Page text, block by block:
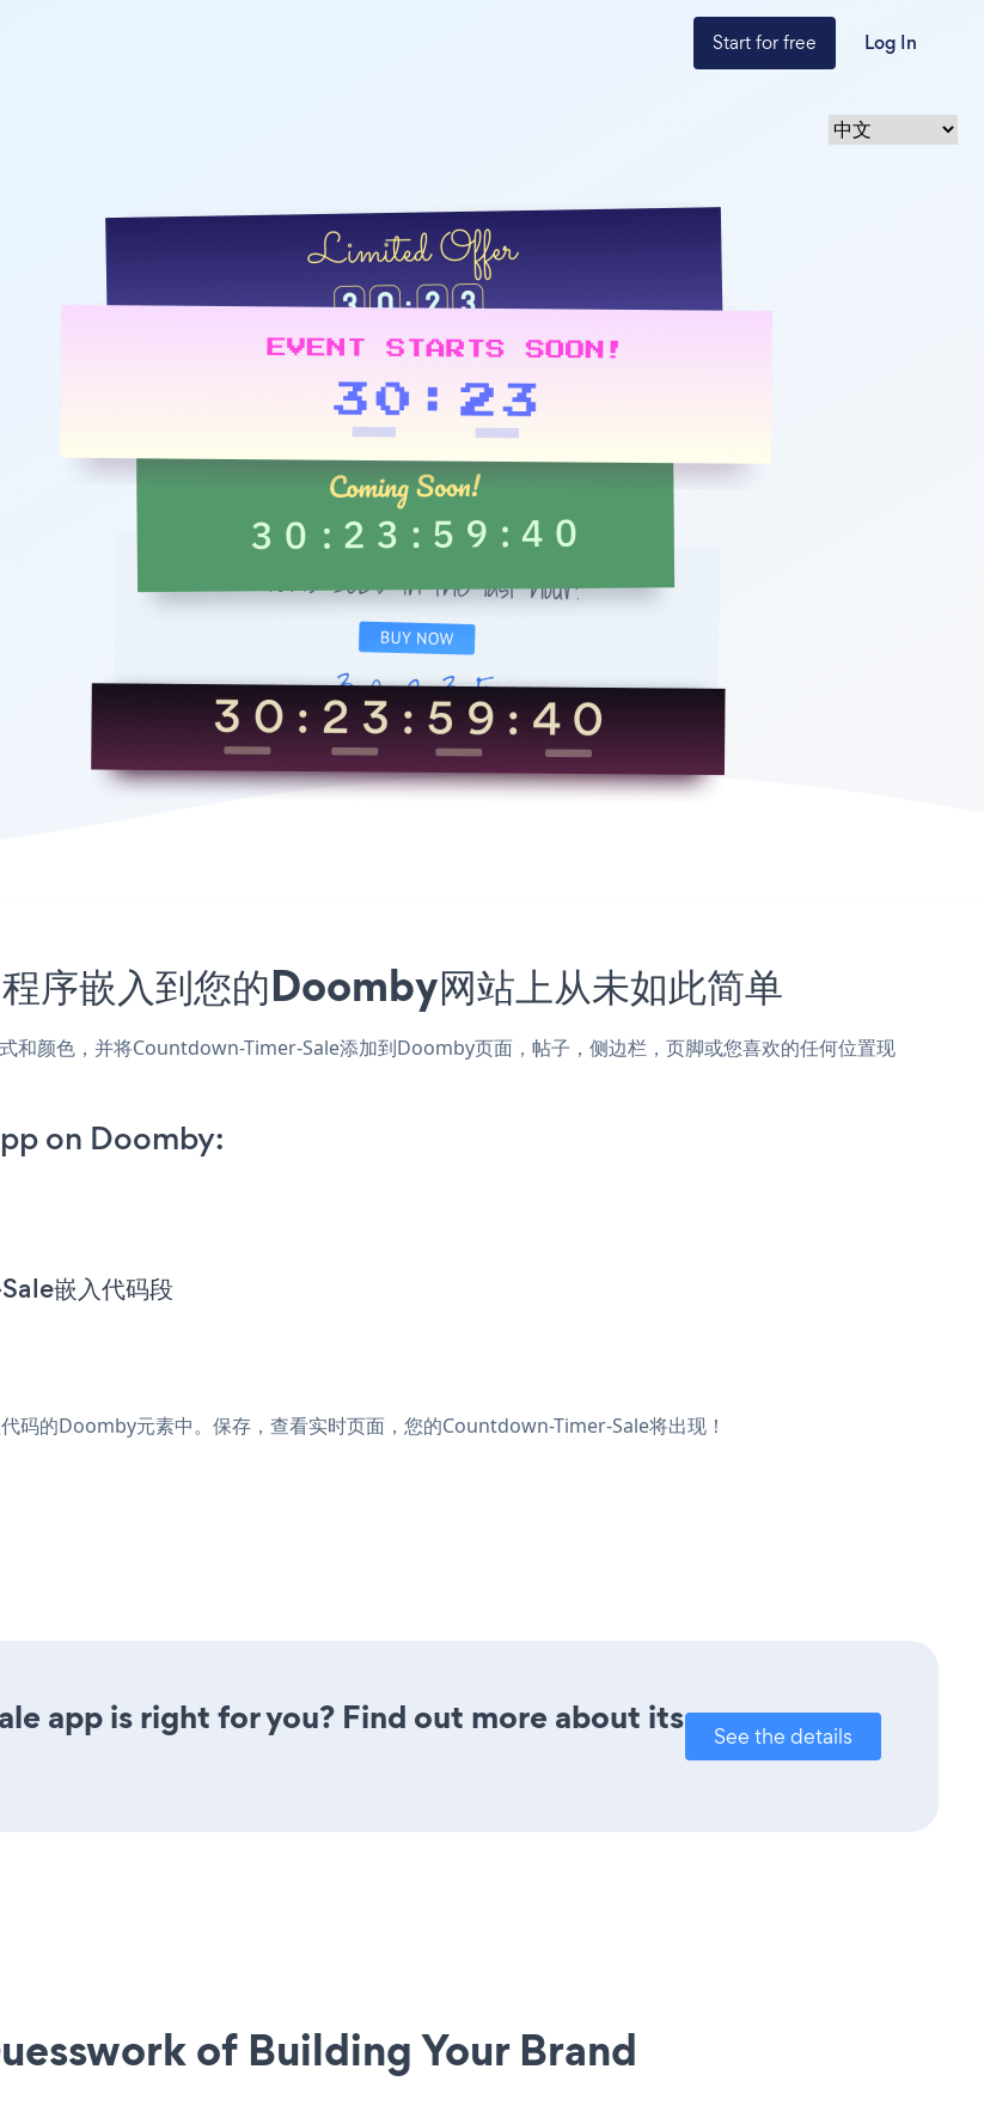
Start for free Log In
嵌入到您的Doomby网站上从未如此简单
颜色，并将Countdown-Timer-Sale添加到Doomby页面，帖子，侧边栏，页脚或您喜欢的任何位置现
on Doomby:
嵌入代码段
的Doomby元素中。保存，查看实时页面，您的Countdown-Timer-Sale将出现！
app is right for you? Find out more about its
See the details
of Building Your Brand